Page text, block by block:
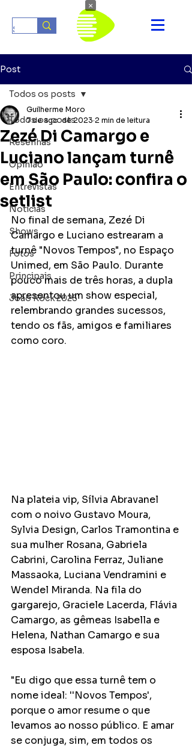
Post
Todos os posts
Resenhas
Opinião
Entrevistas
Notícias
Shows
Fotos
Principais
João Rock 2025
Todos os posts
Zezé Di Camargo e
Luciano lançam turnê
em São Paulo: confira o
setlist
Guilherme Moro
7 de ago. de 2023 2 min de leitura
No final de semana, Zezé Di
Camargo e Luciano estrearam a
turnê "Novos Tempos", no Espaço
Unimed, em São Paulo. Durante
pouco mais de três horas, a dupla
apresentou um show especial,
relembrando grandes sucessos,
tendo os fãs, amigos e familiares
como coro.
Na plateia vip, Sílvia Abravanel
com o noivo Gustavo Moura,
Sylvia Design, Carlos Tramontina e
sua mulher Rosana, Gabriela
Cabrini, Carolina Ferraz, Juliane
Massaoka, Luciana Vendramini e
Wendel Miranda. Na fila do
gargarejo, Graciele Lacerda, Flávia
Camargo, as gêmeas Isabella e
Helena, Nathan Camargo e sua
esposa Isabela.
"Eu digo que essa turnê tem o
nome ideal: ''Novos Tempos',
porque o amor resume o que
levamos ao nosso público. E amar
se conjuga, sim, em todos os
×